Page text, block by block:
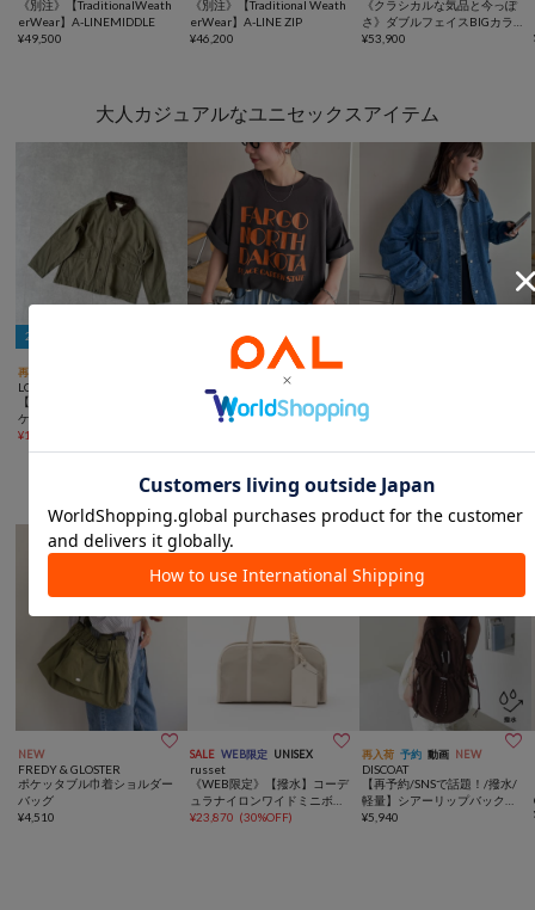
《別注》【TraditionalWeath
erWear】A-LINEMIDDLE
¥49,500
《別注》【Traditional Weath
erWear】A-LINE ZIP
¥46,200
《クラシカルな気品と今っぽ
さ》ダブルフェイスBIGカラ
ーコート
¥53,900
大人カジュアルなユニセックスアイテム
2BUY10％OFFクーポン
再入荷
LOCUST
【ユニセックス】襟付きジャ
ケット
¥1,650
UNISEX 
DISCOAT
【Enlude/WEB限定で新色追
加！】ヒビワレロゴヴィンテ
ックス》
【Enlude/セットアップ対
応】デニムカバーオール《ユ
旅行にもおすすめのバッグ
NEW 
FREDY & GLOSTER
ポケッタブル巾着ショルダー
バッグ
¥4,510
SALE WEB限定 UNISEX 
russet
《WEB限定》【撥水】コーデ
ュラナイロンワイドミニボス
トンバッグ
¥23,870 (30%OFF)
再入荷 予約 動画 NEW 
DISCOAT
【再予約/SNSで話題！/撥水/
軽量】シアーリップバックパ
ック
¥5,940